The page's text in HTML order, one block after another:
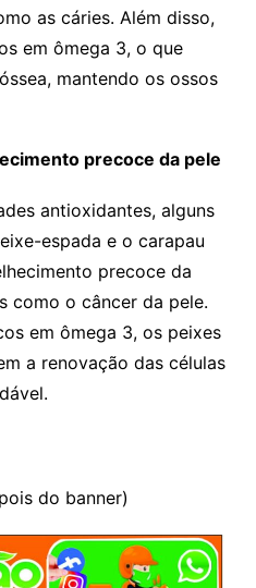
as cáries. Além disso,
em ômega 3, o que
mantendo os ossos
precoce da pele
antioxidantes, alguns
espada e o carapau
precoce da
como o câncer da pele.
em ômega 3, os peixes
a renovação das células
do banner)